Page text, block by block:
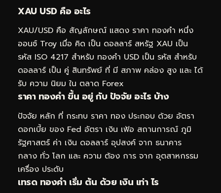
XAU USD คือ อะไร
XAU/USD คือ สัญลักษณ์ แสดง ราคา ทองคำ หนึ่ง
ออนซ์ Troy เมื่อ คิด เป็น ดอลลาร์ สหรัฐ XAU เป็น
รหัส ISO 4217 สำหรับ ทองคำ USD เป็น รหัส สำหรับ
ดอลลาร์ เป็น คู่ สินทรัพย์ ที่ มี สภาพ คล่อง สูง และ ได้
รับ ความ นิยม ใน ตลาด Forex
ราคา ทองคำ ขึ้น อยู่ กับ ปัจจัย อะไร บ้าง
ปัจจัย หลัก ที่ กระทบ ราคา ทอง ประกอบ ด้วย อัตรา
ดอกเบี้ย ของ Fed อัตรา เงิน เฟ้อ สถานการณ์ ภูมิ
รัฐศาสตร์ ค่า เงิน ดอลลาร์ อุปสงค์ จาก ธนาคาร
กลาง ทั่ว โลก และ ความ ต้อง การ จาก อุตสาหกรรม
เครื่อง ประดับ
เทรด ทองคำ เริ่ม ต้น ด้วย เงิน เท่า ไร